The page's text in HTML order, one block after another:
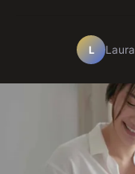
L Laura